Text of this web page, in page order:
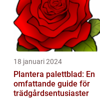
18 januari 2024
Plantera palettblad: En
omfattande guide för
trädgårdsentusiaster